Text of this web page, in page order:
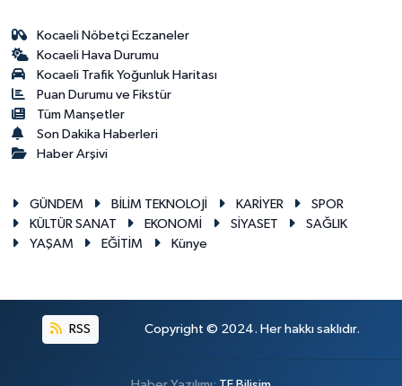
Kocaeli Nöbetçi Eczaneler
Kocaeli Hava Durumu
Kocaeli Trafik Yoğunluk Haritası
Puan Durumu ve Fikstür
Tüm Manşetler
Son Dakika Haberleri
Haber Arşivi
GÜNDEM BİLİM TEKNOLOJİ KARİYER
SPOR
KÜLTÜR SANAT
EKONOMİ SİYASET
SAĞLIK
YAŞAM
EĞİTİM Künye
RSS Copyright © 2024. Her hakkı saklıdır.